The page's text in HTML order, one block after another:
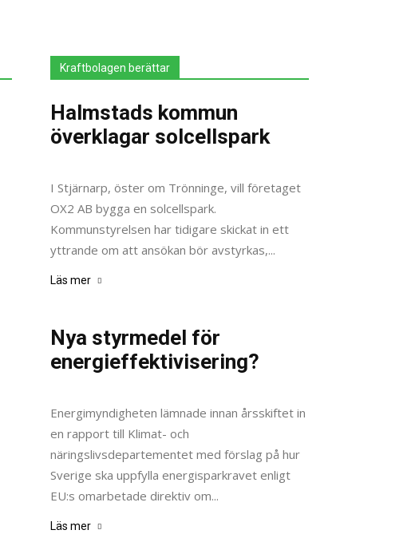
Kraftbolagen berättar
Halmstads kommun
överklagar solcellspark
januari 15, 2025
I Stjärnarp, öster om Trönninge, vill företaget
OX2 AB bygga en solcellspark.
Kommunstyrelsen har tidigare skickat in ett
yttrande om att ansökan bör avstyrkas,...
Läs mer
Nya styrmedel för
energieffektivisering?
januari 15, 2025
Energimyndigheten lämnade innan årsskiftet in
en rapport till Klimat- och
näringslivsdepartementet med förslag på hur
Sverige ska uppfylla energisparkravet enligt
EU:s omarbetade direktiv om...
Läs mer